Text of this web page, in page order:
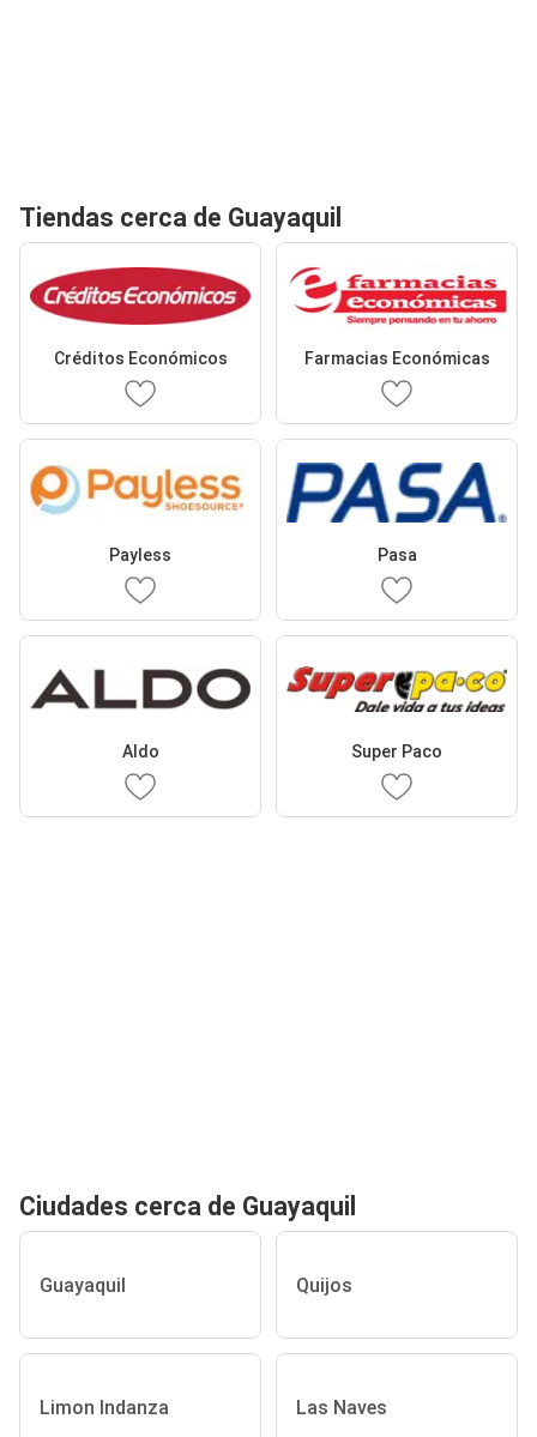
Tiendas cerca de Guayaquil
Créditos Económicos Farmacias Económicas
Payless Pasa
Aldo Super Paco
Ciudades cerca de Guayaquil
Guayaquil Quijos
Limon Indanza Las Naves